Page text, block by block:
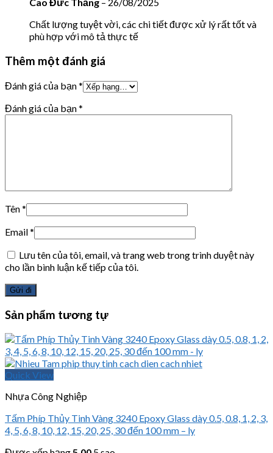
Cao Đức Thắng – 26/08/2025
Chất lượng tuyệt vời, các chi tiết được xử lý rất tốt và
phù hợp với mô tả thực tế
Thêm một đánh giá
Đánh giá của bạn*
Đánh giá của bạn*
Tên*
Email*
Lưu tên của tôi, email, và trang web trong trình duyệt này
cho lần bình luận kế tiếp của tôi.
Sản phẩm tương tự
Quick View
Nhựa Công Nghiệp
Tấm Phíp Thủy Tinh Vàng 3240 Epoxy Glass dày 0.5, 0.8, 1, 2, 3,
4, 5, 6, 8, 10, 12, 15, 20, 25, 30 đến 100 mm – ly